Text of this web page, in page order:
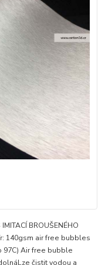
BROUŠENÉHO
140gsm air free bubbles
Air free bubble
čistit vodou a